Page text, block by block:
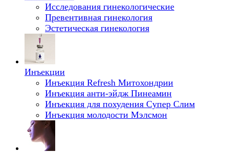
Исследования гинекологические
Превентивная гинекология
Эстетическая гинекология
Инъекции
Инъекция Refresh Митохондрии
Инъекция анти-эйдж Пинеамин
Инъекция для похудения Супер Слим
Инъекция молодости Мэлсмон